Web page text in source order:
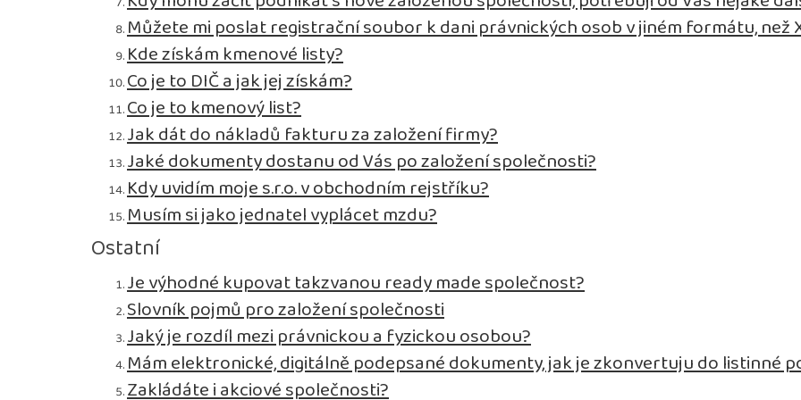
Můžete mi poslat registrační soubor k dani právnických osob v jiném formátu, než
Kde získám kmenové listy?
Co je to DIČ a jak jej získám?
Co je to kmenový list?
Jak dát do nákladů fakturu za založení firmy?
Jaké dokumenty dostanu od Vás po založení společnosti?
Kdy uvidím moje s.r.o. v obchodním rejstříku?
Musím si jako jednatel vyplácet mzdu?
Ostatní
Je výhodné kupovat takzvanou ready made společnost?
Slovník pojmů pro založení společnosti
Jaký je rozdíl mezi právnickou a fyzickou osobou?
Mám elektronické, digitálně podepsané dokumenty, jak je zkonvertuju do listinné
Zakládáte i akciové společnosti?